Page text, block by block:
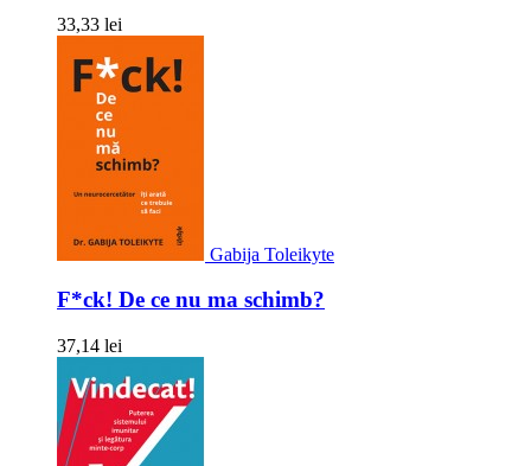
33,33 lei
Gabija Toleikyte
F*ck! De ce nu ma schimb?
37,14 lei